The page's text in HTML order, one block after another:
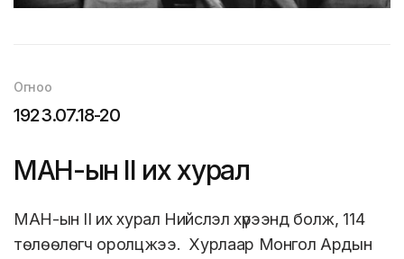
Огноо
1923.07.18-20
МАН-ын II их хурал
МАН-ын II их хурал Нийслэл хүрээнд болж, 114
төлөөлөгч оролцжээ. Хурлаар Монгол Ардын